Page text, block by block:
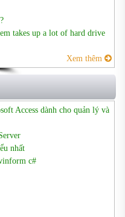
takes up a lot of hard drive
Xem thêm
Access dành cho quản lý và
nhất
c#